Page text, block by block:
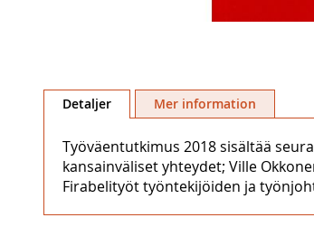
till
bildgalleriet
Detaljer
Työväentutkimus 2018 sisältää
kansainväliset yhteydet; Ville
Firabelityöt työntekijöiden ja
Mer information